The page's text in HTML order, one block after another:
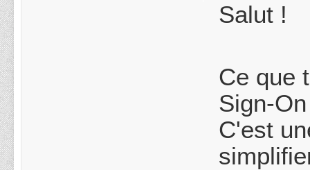
Salut !
Ce que
Sign-
C'est